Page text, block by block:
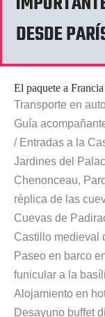
DESDE
El paquete a
Transporte en
Guía
/ Entradas a la
Jardines del
Chenonceau,
réplica de las
Cuevas de
Castillo medieval
Paseo en barco
funicular a la
Alojamiento en
Desayuno buffet